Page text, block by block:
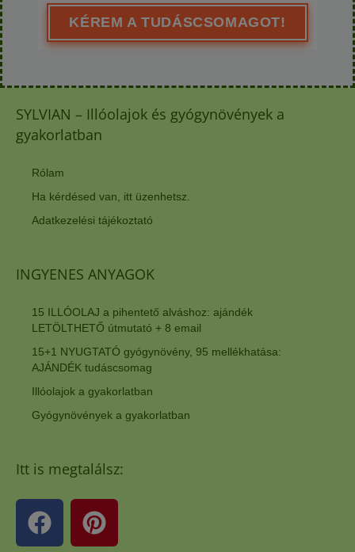
KÉREM A TUDÁSCSOMAGOT!
SYLVIAN – Illóolajok és gyógynövények a
gyakorlatban
Rólam
Ha kérdésed van, itt üzenhetsz.
Adatkezelési tájékoztató
INGYENES ANYAGOK
15 ILLÓOLAJ a pihentető alváshoz: ajándék
LETÖLTHETŐ útmutató + 8 email
15+1 NYUGTATÓ gyógynövény, 95 mellékhatása:
AJÁNDÉK tudáscsomag
Illóolajok a gyakorlatban
Gyógynövények a gyakorlatban
Itt is megtalálsz: